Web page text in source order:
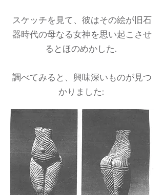
スケッチを見て、彼はその絵が旧石
器時代の母なる女神を思い起こさせ
るとほのめかした.
調べてみると、興味深いものが見つ
かりました: